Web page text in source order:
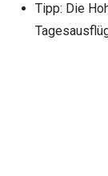
Tipp: Die